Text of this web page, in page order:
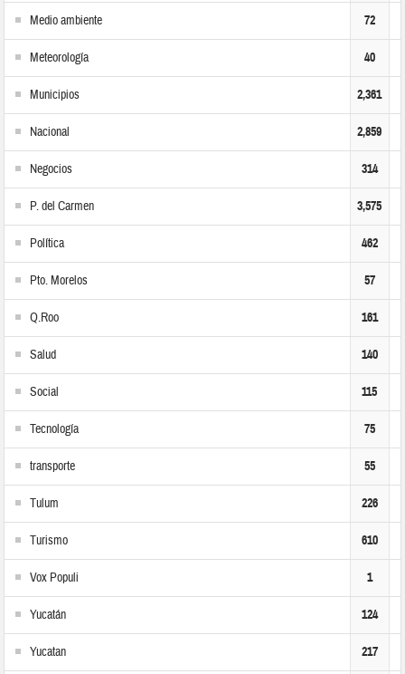
Medio ambiente 72
Meteorología 40
Municipios 2,361
Nacional 2,859
Negocios 314
P. del Carmen 3,575
Política 462
Pto. Morelos 57
Q.Roo 161
Salud 140
Social 115
Tecnología 75
transporte 55
Tulum 226
Turismo 610
Vox Populi 1
Yucatán 124
Yucatan 217